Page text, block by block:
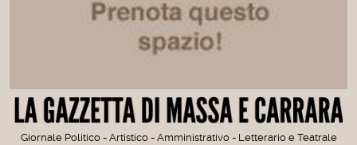
Giornale Politico - Artistico - Amministrativo - Letterario e Teatrale